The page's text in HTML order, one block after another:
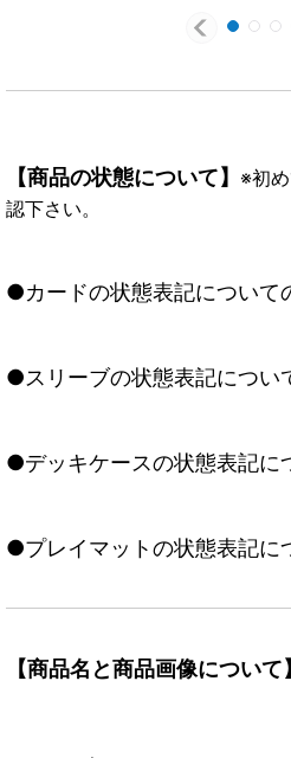
【商品の状態について】 ※初
認下さい。
●カードの状態表記について
●スリーブの状態表記につい
●デッキケースの状態表記に
●プレイマットの状態表記に
【商品名と商品画像について】